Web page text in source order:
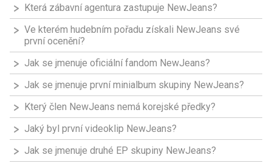
Která zábavní agentura zastupuje NewJeans?
Ve kterém hudebním pořadu získali NewJeans své
první ocenění?
Jak se jmenuje oficiální fandom NewJeans?
Jak se jmenuje první minialbum skupiny NewJeans?
Který člen NewJeans nemá korejské předky?
Jaký byl první videoklip NewJeans?
Jak se jmenuje druhé EP skupiny NewJeans?